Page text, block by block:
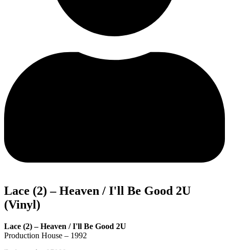
Lace (2) – Heaven / I'll Be Good 2U
(Vinyl)
Lace (2) – Heaven / I'll Be Good 2U
Production House – 1992